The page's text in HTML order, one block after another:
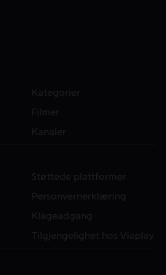
Kategorier
Filmer
Kanaler
Støttede plattformer
Personvernerklæring
Klageadgang
Tilgjengelighet hos Viaplay